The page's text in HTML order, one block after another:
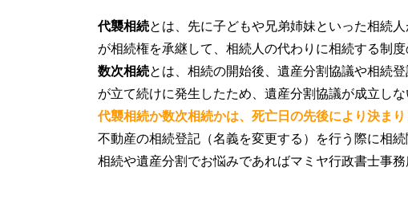
代襲相続とは、先に子どもや兄弟姉妹といった相続
が相続権を承継して、相続人の代わりに相続する制度
数次相続とは、相続の開始後、遺産分割協議や相続
が立て続けに発生したため、遺産分割協議が成立し
代襲相続か数次相続かは、死亡日の先後により決まり
不動産の相続登記（名義を変更する）を行う際に相
相続や遺産分割でお悩みであればマミヤ行政書士事務